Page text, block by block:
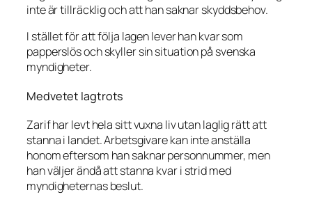
inte är tillräcklig och att han saknar skyddsbehov.
I stället för att följa lagen lever han kvar som
papperslös och skyller sin situation på svenska
myndigheter.
Medvetet lagtrots
Zarif har levt hela sitt vuxna liv utan laglig rätt att
stanna i landet. Arbetsgivare kan inte anställa
honom eftersom han saknar personnummer, men
han väljer ändå att stanna kvar i strid med
myndigheternas beslut.